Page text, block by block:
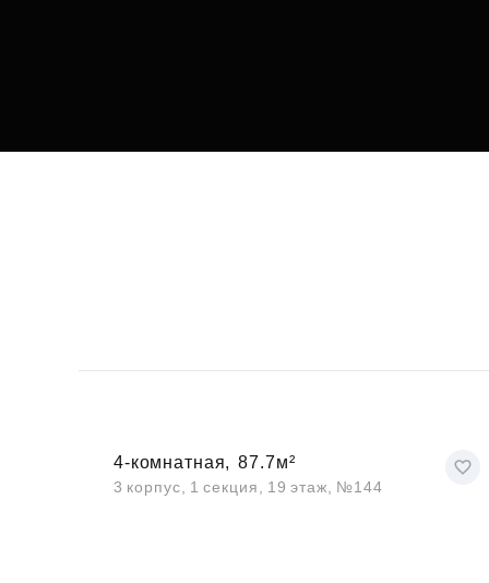
4-комнатная, 87.7м²
3 корпус, 1 секция, 19 этаж, №144